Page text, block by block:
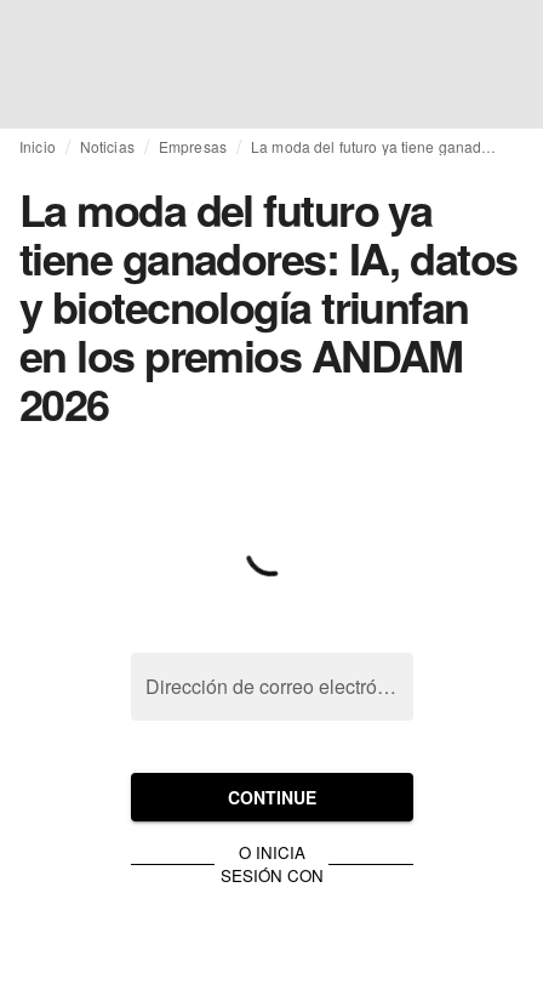
Inicio Noticias Empresas
La moda del futuro ya
tiene ganadores: IA, datos
y biotecnología triunfan
en los premios ANDAM
2026
Dirección de correo electrónico
CONTINUE
O INICIA
SESIÓN CON